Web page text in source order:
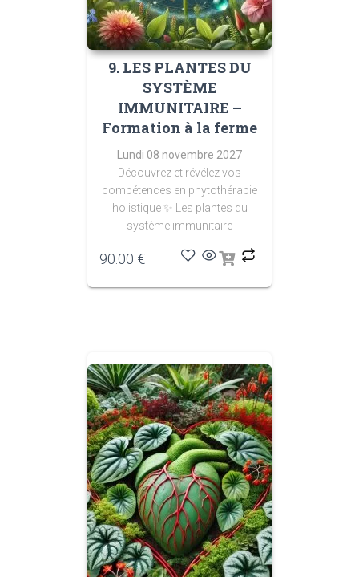
9. LES PLANTES DU
SYSTÈME
IMMUNITAIRE –
Formation à la ferme
Lundi 08 novembre 2027
Découvrez et révélez vos
compétences en phytothérapie
holistique ✨ Les plantes du
système immunitaire
90.00 €